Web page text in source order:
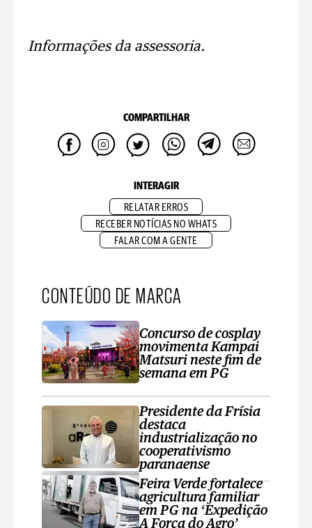
Informações da assessoria.
COMPARTILHAR
INTERAGIR
RELATAR ERROS
RECEBER NOTÍCIAS NO WHATS
FALAR COM A GENTE
CONTEÚDO DE MARCA
Concurso de cosplay
movimenta Kampai
Matsuri neste fim de
semana em PG
Presidente da Frísia
destaca
industrialização no
cooperativismo
paranaense
Feira Verde fortalece
agricultura familiar
em PG na ‘Expedição
A Força do Agro’